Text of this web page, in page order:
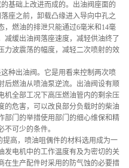
基础上改进而成的。出油阀座面的
座之前，卸载凸缘进入导向中孔之
，燃油的排泄只能通过6毫米和14毫
减缓出油阀落座速度，减轻供油终了
力波震荡的幅度，减轻二次喷射的效
种出油阀。它是用看来控制两次喷
后燃油从喷油泵逆流。出油阀设有顺
机全部工况下高压燃油管内的剩余压
的危害，可以改良部分负载时的柴油
部门的举措使用部门的细心维保和精
可少的条件。
高，喷油咀偶件的材料选用成为一
发电机中的工作温度有及为密切的关
在生产配件时采用的防气蚀的必要措